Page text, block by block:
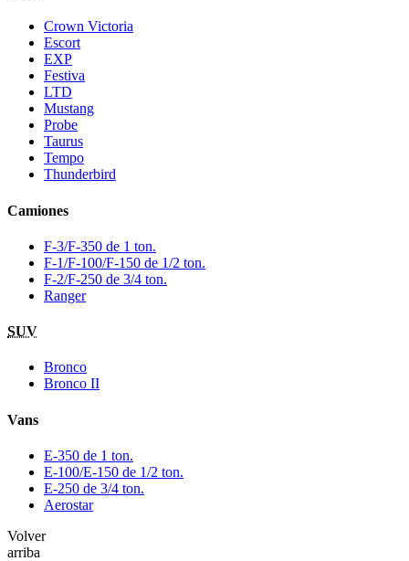
Crown Victoria
Escort
EXP
Festiva
LTD
Mustang
Probe
Taurus
Tempo
Thunderbird
Camiones
F-3/F-350 de 1 ton.
F-1/F-100/F-150 de 1/2 ton.
F-2/F-250 de 3/4 ton.
Ranger
SUV
Bronco
Bronco II
Vans
E-350 de 1 ton.
E-100/E-150 de 1/2 ton.
E-250 de 3/4 ton.
Aerostar
Volver
arriba